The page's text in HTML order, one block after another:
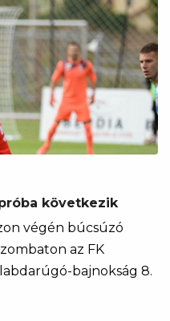
következik
végén búcsúzó
az FK
bajnokság 8.